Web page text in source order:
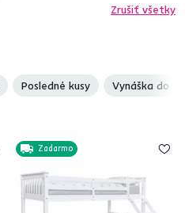
Posledné kusy Vynáška do
Zrušiť všetky
Zadarmo